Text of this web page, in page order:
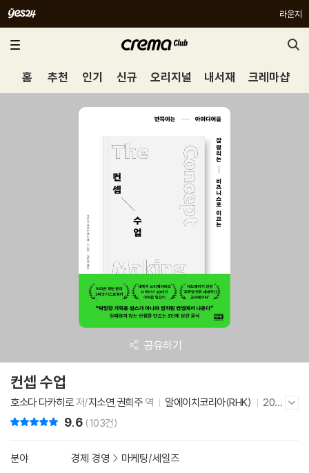
라운지
홈 추천 인기 신규 오리지널 내서재 크레마샵
공유하기
컨셉 수업
호소다 다카히로 저/지소연 권희주역 알에이치코리아(RHK)
202
4년 2월 2일 9.6 (103건)
분야 경제 경영 > 마케팅/세일즈